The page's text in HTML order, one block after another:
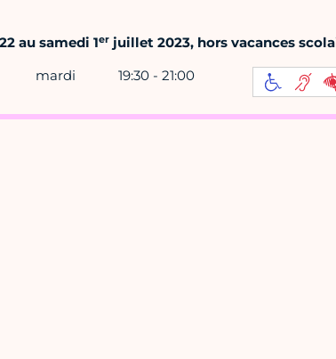
au samedi 1erjuillet 2023, hors vacances
mardi 19:30 - 21:00